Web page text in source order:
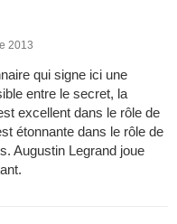
2013
qui signe ici une
entre le secret, la
excellent dans le rôle de
étonnante dans le rôle de
Augustin Legrand joue